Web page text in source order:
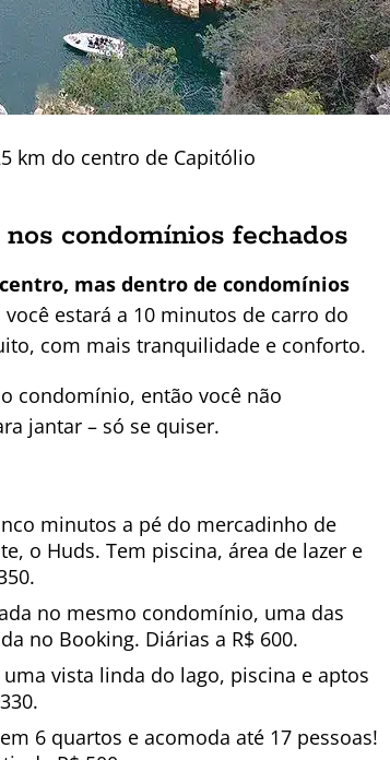
km do centro de Capitólio
condomínios fechados
mas dentro de condomínios
estará a 10 minutos de carro do
com mais tranquilidade e conforto.
condomínio, então você não
jantar – só se quiser.
minutos a pé do mercadinho de
o Huds. Tem piscina, área de lazer e
no mesmo condomínio, uma das
no Booking. Diárias a R$ 600.
uma vista linda do lago, piscina e aptos
6 quartos e acomoda até 17 pessoas!